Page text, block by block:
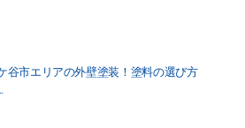
谷市エリアの外壁塗装！塗料の選び方